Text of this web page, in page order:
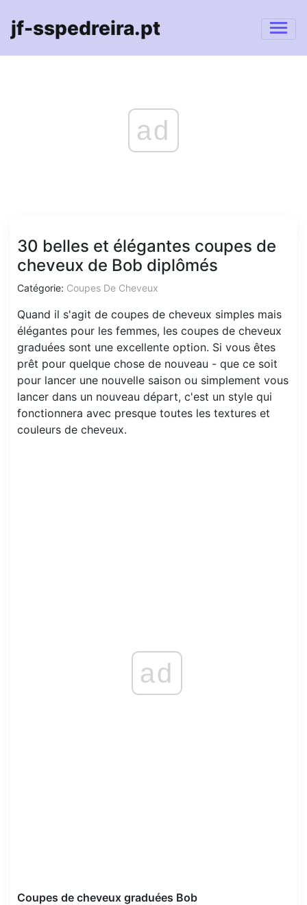
jf-sspedreira.pt
ad
30 belles et élégantes coupes de
cheveux de Bob diplômés
Catégorie: Coupes De Cheveux
Quand il s'agit de coupes de cheveux simples mais
élégantes pour les femmes, les coupes de cheveux
graduées sont une excellente option. Si vous êtes
prêt pour quelque chose de nouveau - que ce soit
pour lancer une nouvelle saison ou simplement vous
lancer dans un nouveau départ, c'est un style qui
fonctionnera avec presque toutes les textures et
couleurs de cheveux.
ad
Coupes de cheveux graduées Bob